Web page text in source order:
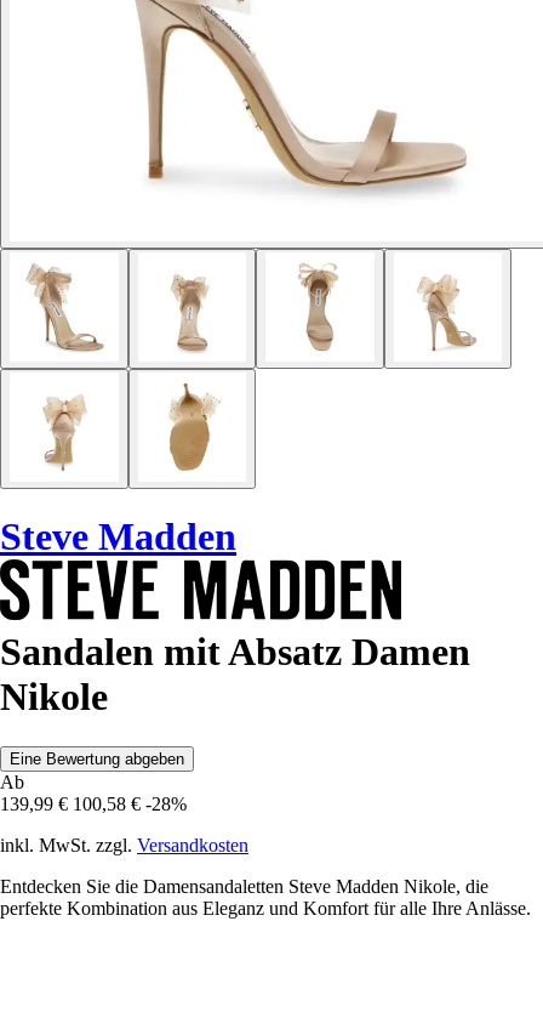
Steve Madden
Sandalen mit Absatz Damen
Nikole
Eine Bewertung abgeben
Ab
139,99 € 100,58 € -28%
inkl. MwSt. zzgl. Versandkosten
Entdecken Sie die Damensandaletten Steve Madden Nikole, die
perfekte Kombination aus Eleganz und Komfort für alle Ihre Anlässe.